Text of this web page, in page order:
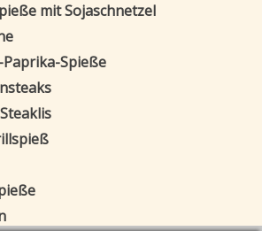
mit Sojaschnetzel
Spieße